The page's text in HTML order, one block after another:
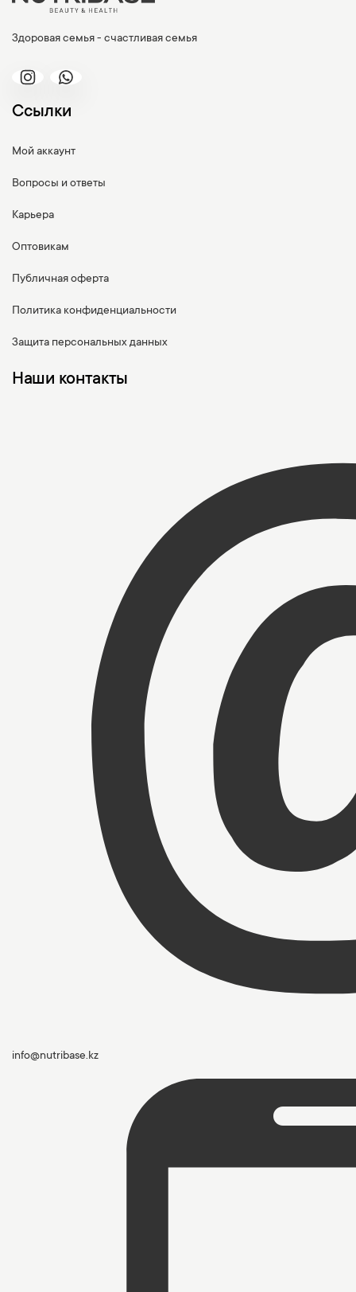
Здоровая семья - счастливая семья
Ссылки
Мой аккаунт
Вопросы и ответы
Карьера
Оптовикам
Публичная оферта
Политика конфиденциальности
Защита персональных данных
Наши контакты
info@nutribase.kz